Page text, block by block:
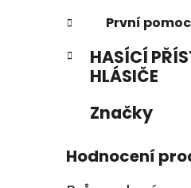
První
HASÍCÍ
HLÁSIČE
Značky
Hodnocení